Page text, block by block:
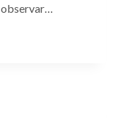
observar…